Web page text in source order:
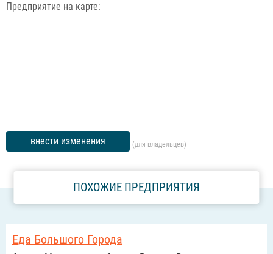
Предприятие на карте:
внести изменения (для владельцев)
ПОХОЖИЕ ПРЕДПРИЯТИЯ
Еда Большого Города